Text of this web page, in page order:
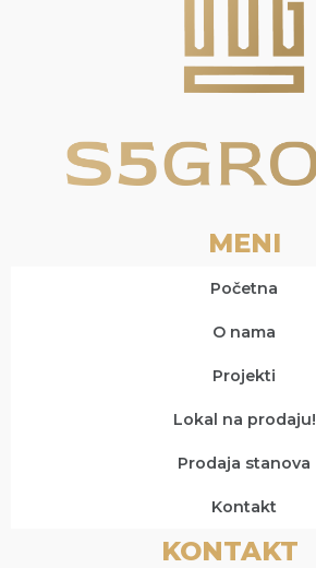
MENI
Početna
O nama
Projekti
Lokal na prodaju!
Prodaja stanova
Kontakt
KONTAKT